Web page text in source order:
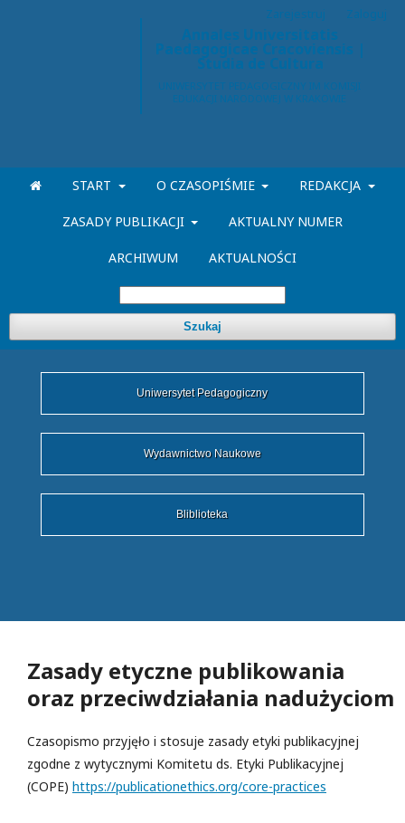
Annales Universitatis
Paedagogicae Cracoviensis |
Studia de Cultura
START O CZASOPIŚMIE REDAKCJA
ZASADY PUBLIKACJI AKTUALNY NUMER
ARCHIWUM AKTUALNOŚCI
Szukaj
Zarejestruj Zaloguj
Uniwersytet Pedagogiczny
Wydawnictwo Naukowe
Bliblioteka
Zasady etyczne publikowania
oraz przeciwdziałania nadużyciom
Czasopismo przyjęło i stosuje zasady etyki publikacyjnej
zgodne z wytycznymi Komitetu ds. Etyki Publikacyjnej
(COPE) https://publicationethics.org/core-practices